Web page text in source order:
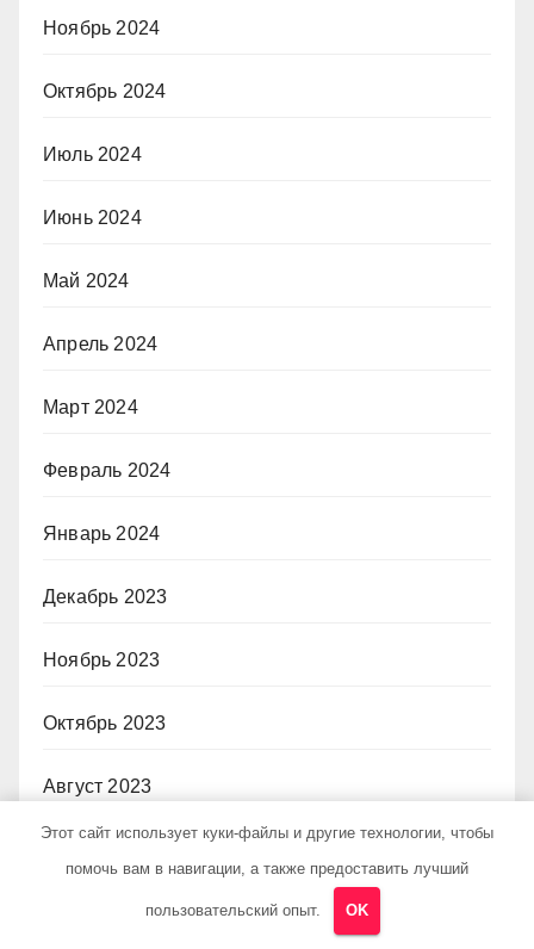
Ноябрь 2024
Октябрь 2024
Июль 2024
Июнь 2024
Май 2024
Апрель 2024
Март 2024
Февраль 2024
Январь 2024
Декабрь 2023
Ноябрь 2023
Октябрь 2023
Август 2023
Этот сайт использует куки-файлы и другие технологии, чтобы
помочь вам в навигации, а также предоставить лучший
пользовательский опыт. OK